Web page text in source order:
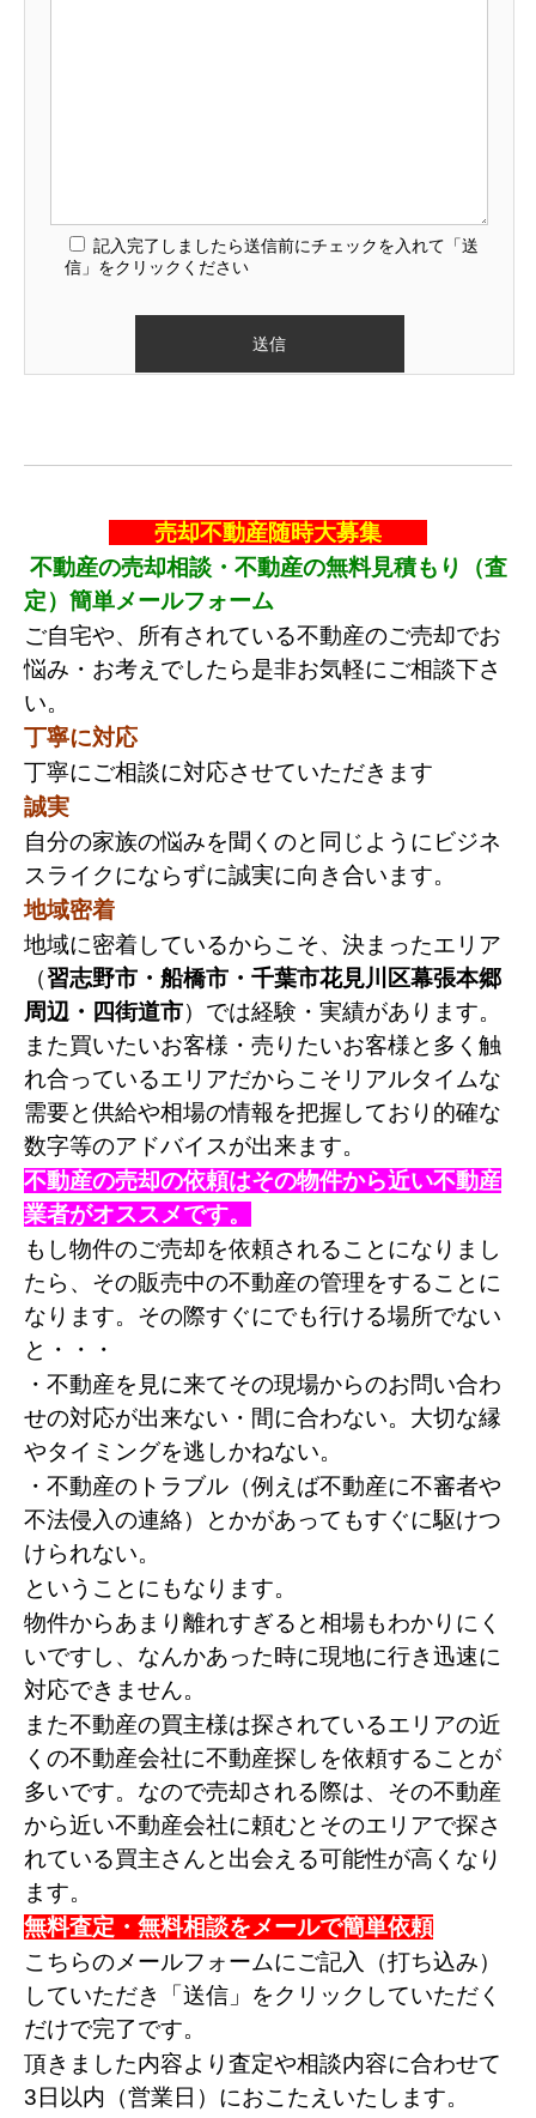
記入完了しましたら送信前にチェックを入れて「送
信」をクリックください
売却不動産随時大募集
不動産の売却相談・不動産の無料見積もり（査
定）簡単メールフォーム
ご自宅や、所有されている不動産のご売却でお
悩み・お考えでしたら是非お気軽にご相談下さ
い。
丁寧に対応
丁寧にご相談に対応させていただきます
誠実
自分の家族の悩みを聞くのと同じようにビジネ
スライクにならずに誠実に向き合います。
地域密着
地域に密着しているからこそ、決まったエリア
（習志野市・船橋市・千葉市花見川区幕張本郷
周辺・四街道市）では経験・実績があります。
また買いたいお客様・売りたいお客様と多く触
れ合っているエリアだからこそリアルタイムな
需要と供給や相場の情報を把握しており的確な
数字等のアドバイスが出来ます。
不動産の売却の依頼はその物件から近い不動産
業者がオススメです。
もし物件のご売却を依頼されることになりまし
たら、その販売中の不動産の管理をすることに
なります。その際すぐにでも行ける場所でない
と・・・
・不動産を見に来てその現場からのお問い合わ
せの対応が出来ない・間に合わない。大切な縁
やタイミングを逃しかねない。
・不動産のトラブル（例えば不動産に不審者や
不法侵入の連絡）とかがあってもすぐに駆けつ
けられない。
ということにもなります。
物件からあまり離れすぎると相場もわかりにく
いですし、なんかあった時に現地に行き迅速に
対応できません。
また不動産の買主様は探されているエリアの近
くの不動産会社に不動産探しを依頼することが
多いです。なので売却される際は、その不動産
から近い不動産会社に頼むとそのエリアで探さ
れている買主さんと出会える可能性が高くなり
ます。
無料査定・無料相談をメールで簡単依頼
こちらのメールフォームにご記入（打ち込み）
していただき「送信」をクリックしていただく
だけで完了です。
頂きました内容より査定や相談内容に合わせて
3日以内（営業日）におこたえいたします。